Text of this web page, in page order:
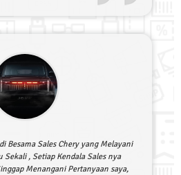
Besama Sales Chery yang Melayani
Sekali , Setiap Kendala Sales nya
Menangani Pertanyaan saya,